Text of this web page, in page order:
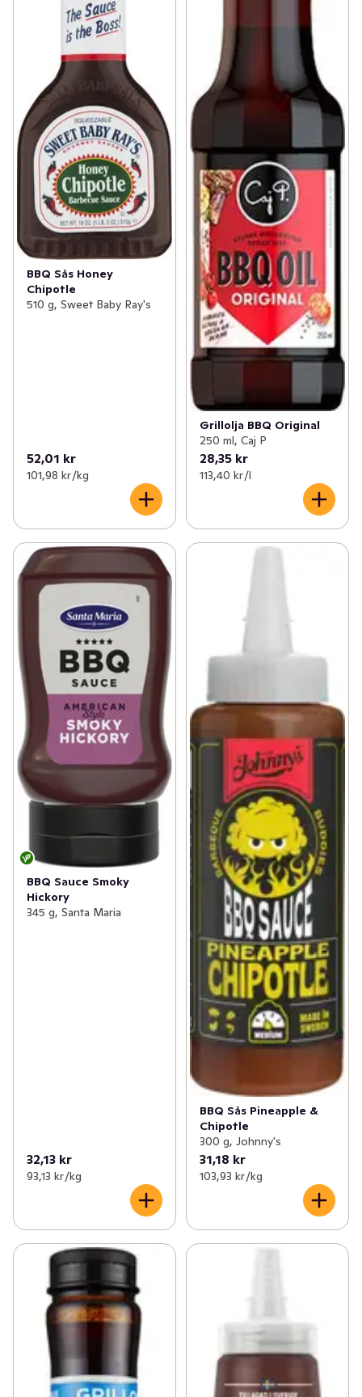
BBQ Sås Honey
Chipotle
510 g, Sweet Baby Ray's
52,01 kr
101,98 kr /kg
Grillolja BBQ Original
250 ml, Caj P
28,35 kr
113,40 kr /l
BBQ Sauce Smoky
Hickory
345 g, Santa Maria
32,13 kr
93,13 kr /kg
BBQ Sås Pineapple &
Chipotle
300 g, Johnny's
31,18 kr
103,93 kr /kg